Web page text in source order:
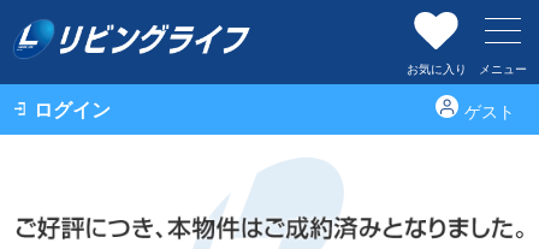
お気に入り メニュー
ログイン ゲスト